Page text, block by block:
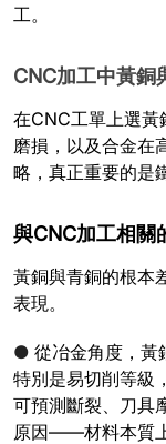
工。
CNC加工中黃銅
在CNC工單上選黃
磨損，以及合金在
略，真正重要的是
與CNC加工相關
黃銅與青銅的根本
表現。
● 從冶金角度，黃
特別是易切削等級
可預測斷裂、刀具
原因——材料本質